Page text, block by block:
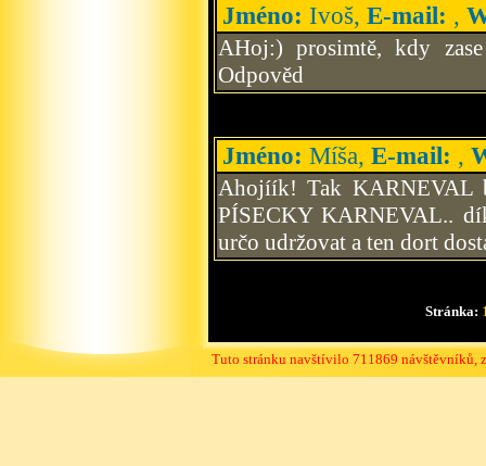
Jméno: Ivoš, E-mail: ,
AHoj:) prosimtě, kdy
Odpověd
Jméno: Míša, E-mail: ,
Ahojíík! Tak KARNEVAL
PÍSECKY KARNEVAL..
určo udržovat a ten dort
Stránka:
Tuto stránku navštívilo 711869 návštěvníků,